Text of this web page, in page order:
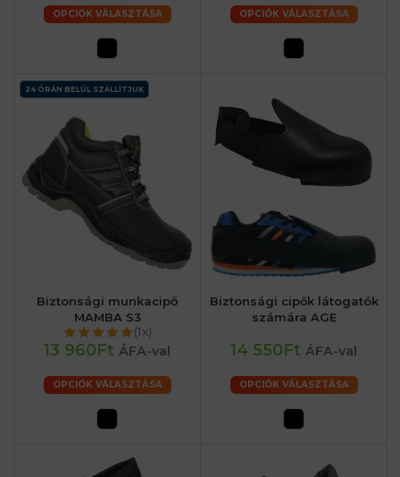
OPCIÓK VÁLASZTÁSA OPCIÓK VÁLASZTÁSA
24 ÓRÁN BELÜL SZÁLLÍTJUK
Biztonsági munkacipő
MAMBA S3
(1x)
13 960Ft ÁFA-val
OPCIÓK VÁLASZTÁSA
Biztonsági cipők látogatók
számára AGE
14 550Ft ÁFA-val
OPCIÓK VÁLASZTÁSA